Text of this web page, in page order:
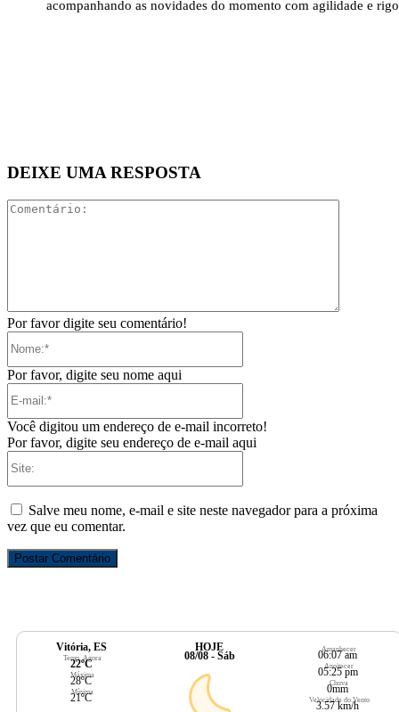
acompanhando as novidades do momento com agilidade e
DEIXE UMA RESPOSTA
Por favor digite seu comentário!
Por favor, digite seu nome aqui
Você digitou um endereço de e-mail incorreto!
Por favor, digite seu endereço de e-mail aqui
Salve meu nome, e-mail e site neste navegador para a próxima
vez que eu comentar.
Vitória, ES
Temp. Agora
22ºC
Máxima
28ºC
Mínima
21ºC
HOJE
08/08 - Sáb
Amanhecer
06:07 am
Anoitecer
05:25 pm
Chuva
0mm
Velocidade do Vento
3.57 km/h